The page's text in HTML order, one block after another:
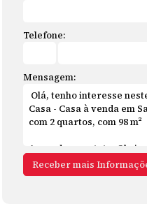
Telefone:
Mensagem: